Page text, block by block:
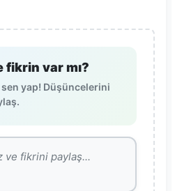
fikrin var mı?
yap! Düşüncelerini